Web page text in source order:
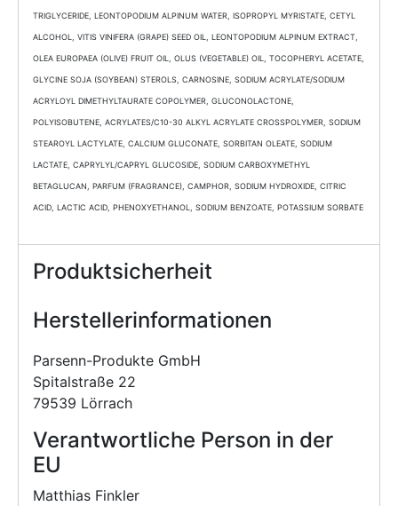
TRIGLYCERIDE, LEONTOPODIUM ALPINUM WATER, ISOPROPYL MYRISTATE, CETYL
ALCOHOL, VITIS VINIFERA (GRAPE) SEED OIL, LEONTOPODIUM ALPINUM EXTRACT,
OLEA EUROPAEA (OLIVE) FRUIT OIL, OLUS (VEGETABLE) OIL, TOCOPHERYL ACETATE,
GLYCINE SOJA (SOYBEAN) STEROLS, CARNOSINE, SODIUM ACRYLATE/SODIUM
ACRYLOYL DIMETHYLTAURATE COPOLYMER, GLUCONOLACTONE,
POLYISOBUTENE, ACRYLATES/C10-30 ALKYL ACRYLATE CROSSPOLYMER, SODIUM
STEAROYL LACTYLATE, CALCIUM GLUCONATE, SORBITAN OLEATE, SODIUM
LACTATE, CAPRYLYL/CAPRYL GLUCOSIDE, SODIUM CARBOXYMETHYL
BETAGLUCAN, PARFUM (FRAGRANCE), CAMPHOR, SODIUM HYDROXIDE, CITRIC
ACID, LACTIC ACID, PHENOXYETHANOL, SODIUM BENZOATE, POTASSIUM SORBATE
Produktsicherheit
Herstellerinformationen
Parsenn-Produkte GmbH
Spitalstraße 22
79539 Lörrach
Verantwortliche Person in der
EU
Matthias Finkler